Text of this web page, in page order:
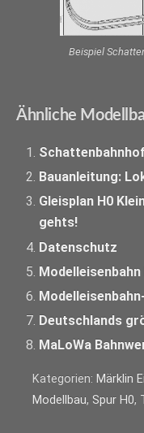
Beispiel
Ähnliche
Bauanleitung:
Gleisplan H0
gehts!
Datenschutz
Deutschlands
MaLoWa
Kategorien: Märklin
Modellbau, Spur H0,